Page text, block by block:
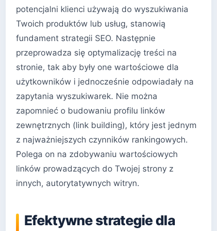
potencjalni klienci używają do wyszukiwania
Twoich produktów lub usług, stanowią
fundament strategii SEO. Następnie
przeprowadza się optymalizację treści na
stronie, tak aby były one wartościowe dla
użytkowników i jednocześnie odpowiadały na
zapytania wyszukiwarek. Nie można
zapomnieć o budowaniu profilu linków
zewnętrznych (link building), który jest jednym
z najważniejszych czynników rankingowych.
Polega on na zdobywaniu wartościowych
linków prowadzących do Twojej strony z
innych, autorytatywnych witryn.
Efektywne strategie dla